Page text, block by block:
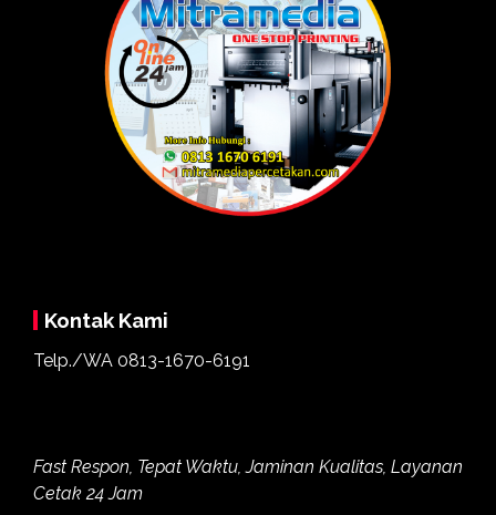
Kontak Kami
Telp./WA 0813-1670-6191
Fast Respon, Tepat Waktu, Jaminan Kualitas, Layanan
Cetak 24 Jam